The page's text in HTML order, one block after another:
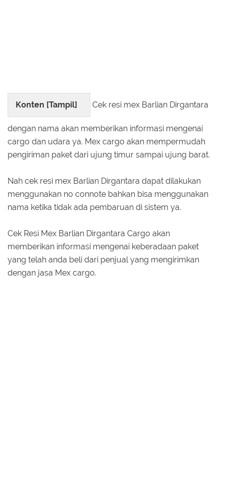
Konten [Tampil] Cek resi mex Barlian Dirgantara
dengan nama akan memberikan informasi mengenai
cargo dan udara ya. Mex cargo akan mempermudah
pengiriman paket dari ujung timur sampai ujung barat.
Nah cek resi mex Barlian Dirgantara dapat dilakukan
menggunakan no connote bahkan bisa menggunakan
nama ketika tidak ada pembaruan di sistem ya.
Cek Resi Mex Barlian Dirgantara Cargo akan
memberikan informasi mengenai keberadaan paket
yang telah anda beli dari penjual yang mengirimkan
dengan jasa Mex cargo.